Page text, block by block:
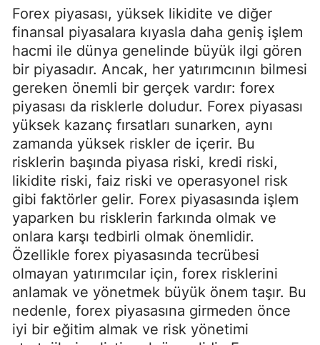
Forex piyasası, yüksek likidite ve diğer
finansal piyasalara kıyasla daha geniş işlem
hacmi ile dünya genelinde büyük ilgi gören
bir piyasadır. Ancak, her yatırımcının bilmesi
gereken önemli bir gerçek vardır: forex
piyasası da risklerle doludur. Forex piyasası
yüksek kazanç fırsatları sunarken, aynı
zamanda yüksek riskler de içerir. Bu
risklerin başında piyasa riski, kredi riski,
likidite riski, faiz riski ve operasyonel risk
gibi faktörler gelir. Forex piyasasında işlem
yaparken bu risklerin farkında olmak ve
onlara karşı tedbirli olmak önemlidir.
Özellikle forex piyasasında tecrübesi
olmayan yatırımcılar için, forex risklerini
anlamak ve yönetmek büyük önem taşır. Bu
nedenle, forex piyasasına girmeden önce
iyi bir eğitim almak ve risk yönetimi